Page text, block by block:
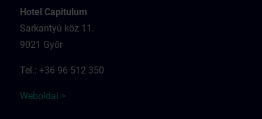
Hotel Capitulum
Sarkantyú köz 11.
9021 Győr
Tel.: +36 96 512 350
Weboldal >